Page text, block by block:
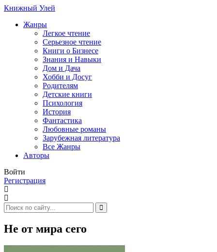
Книжный Улей
Жанры
Легкое чтение
Серьезное чтение
Книги о Бизнесе
Знания и Навыки
Дом и Дача
Хобби и Досуг
Родителям
Детские книги
Психология
История
Фантастика
Любовные романы
Зарубежная литература
Все Жанры
Авторы
Войти
Регистрация
Не от мира сего